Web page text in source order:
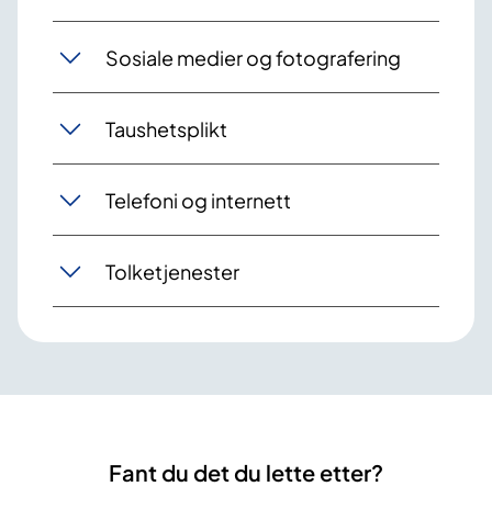
Sosiale medier og fotografering
Taushetsplikt
Telefoni og internett
Tolketjenester
Fant du det du lette etter?